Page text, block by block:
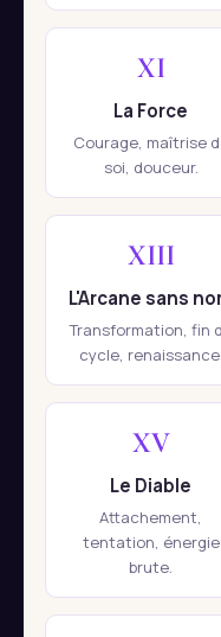
XI
La Force
Courage, maîtrise
soi, douceur.
XIII
L'Arcane sans
Transformation, fin
cycle, renaissance.
XV
Le Diable
Attachement,
tentation, énergie
brute.